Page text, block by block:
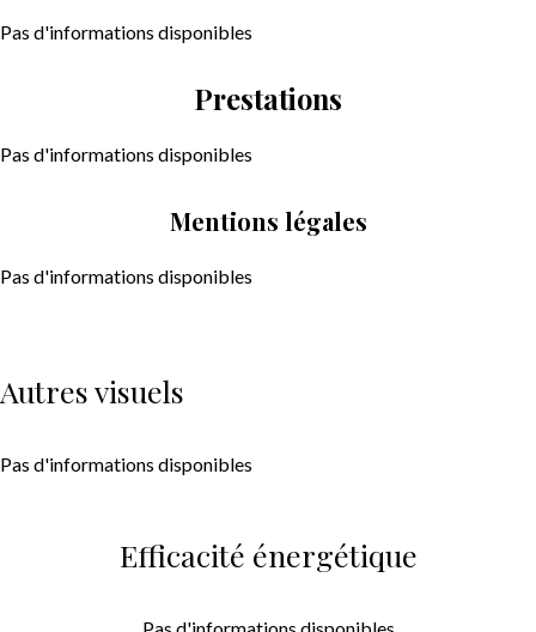
Pas d'informations disponibles
Prestations
Pas d'informations disponibles
Mentions légales
Pas d'informations disponibles
Autres visuels
Pas d'informations disponibles
Efficacité énergétique